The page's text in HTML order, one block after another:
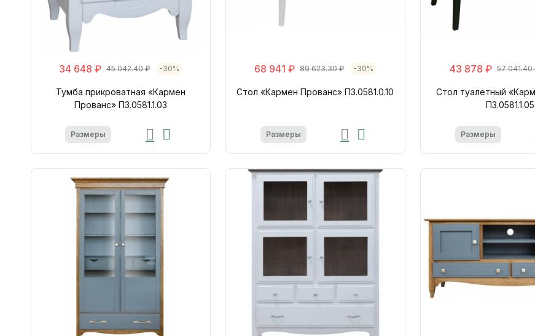
34 648 ₽ 45 042.40 ₽ -30%
Тумба прикроватная «Кармен
Прованс» П3.0581.1.03
Размеры
68 941 ₽ 89 623.30 ₽ -30%
Стол «Кармен Прованс» П3.0581.0.10
Размеры
43 878 ₽ 57 041.40
Стол туалетный
П3.0581.1.05
Размеры